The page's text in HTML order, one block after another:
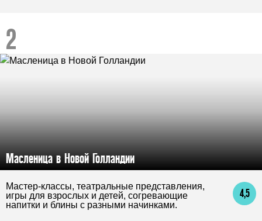
Масленица в Новой Голландии
4,5
Мастер-классы, театральные представления,
игры для взрослых и детей, согревающие
напитки и блины с разными начинками.